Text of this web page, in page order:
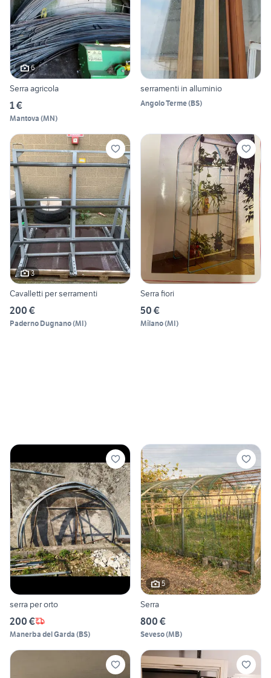
6
Serra agricola
1 €
Mantova (MN)
serramenti in alluminio
Angolo Terme(BS)
3
Cavalletti per serramenti
200 €
Paderno Dugnano(MI)
Serra fiori
50 €
Milano(MI)
serra per orto
200 €
Manerba del Garda (BS)
5
Serra
800 €
Seveso(MB)